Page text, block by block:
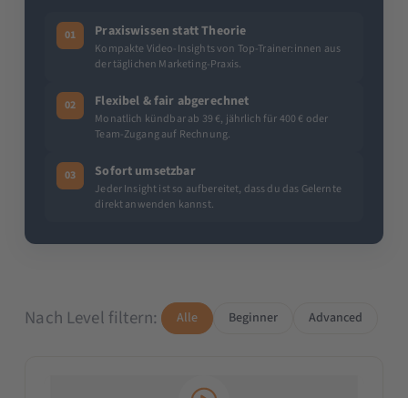
01 Praxiswissen statt Theorie
Kompakte Video-Insights von Top-Trainer:innen aus
der täglichen Marketing-Praxis.
02 Flexibel & fair abgerechnet
Monatlich kündbar ab 39 €, jährlich für 400 € oder
Team-Zugang auf Rechnung.
03 Sofort umsetzbar
Jeder Insight ist so aufbereitet, dass du das Gelernte
direkt anwenden kannst.
Nach Level filtern: Alle Beginner Advanced